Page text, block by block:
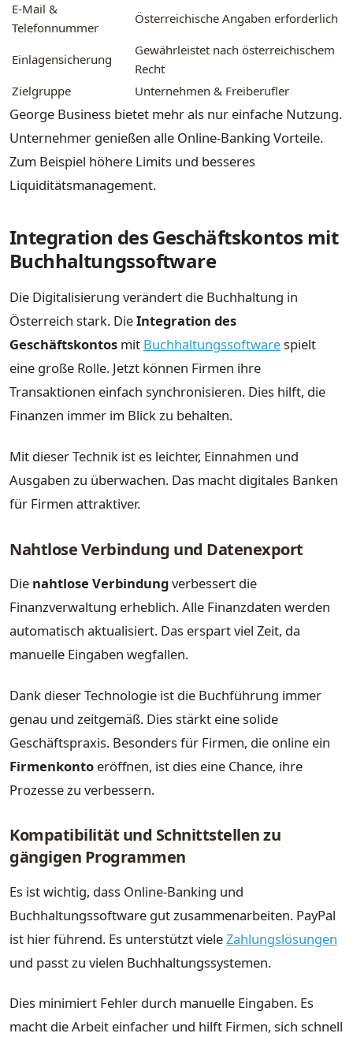
E-Mail &
Telefonnummer
Österreichische Angaben erforderlich
Einlagensicherung
Gewährleistet nach österreichischem
Recht
Zielgruppe
Unternehmen & Freiberufler
George Business bietet mehr als nur einfache Nutzung.
Unternehmer genießen alle Online-Banking Vorteile.
Zum Beispiel höhere Limits und besseres
Liquiditätsmanagement.
Integration des Geschäftskontos mit
Buchhaltungssoftware
Die Digitalisierung verändert die Buchhaltung in
Österreich stark. DieIntegration des
Geschäftskontos mit Buchhaltungssoftwarespielt
eine große Rolle. Jetzt können Firmen ihre
Transaktionen einfach synchronisieren. Dies hilft, die
Finanzen immer im Blick zu behalten.
Mit dieser Technik ist es leichter, Einnahmen und
Ausgaben zu überwachen. Das macht digitales Banken
für Firmen attraktiver.
Nahtlose Verbindung und Datenexport
Die nahtlose Verbindungverbessert die
Finanzverwaltung erheblich. Alle Finanzdaten werden
automatisch aktualisiert. Das erspart viel Zeit, da
manuelle Eingaben wegfallen.
Dank dieser Technologie ist die Buchführung immer
genau und zeitgemäß. Dies stärkt eine solide
Geschäftspraxis. Besonders für Firmen, die online ein
Firmenkonto eröffnen, ist dies eine Chance, ihre
Prozesse zu verbessern.
Kompatibilität und Schnittstellen zu
gängigen Programmen
Es ist wichtig, dass Online-Banking und
Buchhaltungssoftware gut zusammenarbeiten. PayPal
ist hier führend. Es unterstützt vieleZahlungslösungen
und passt zu vielen Buchhaltungssystemen.
Dies minimiert Fehler durch manuelle Eingaben. Es
macht die Arbeit einfacher und hilft Firmen, sich schnell